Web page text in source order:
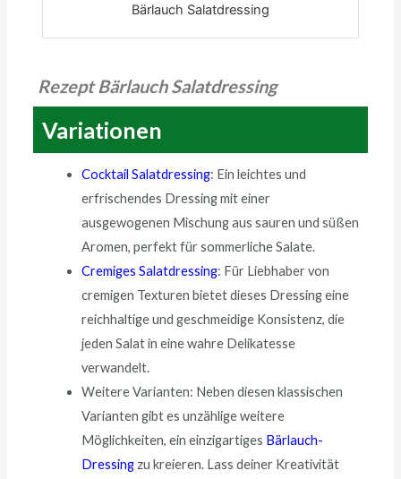
Bärlauch Salatdressing
Rezept Bärlauch Salatdressing
Variationen
Cocktail Salatdressing: Ein leichtes und
erfrischendes Dressing mit einer
ausgewogenen Mischung aus sauren und süßen
Aromen, perfekt für sommerliche Salate.
Cremiges Salatdressing: Für Liebhaber von
cremigen Texturen bietet dieses Dressing eine
reichhaltige und geschmeidige Konsistenz, die
jeden Salat in eine wahre Delikatesse
verwandelt.
Weitere Varianten: Neben diesen klassischen
Varianten gibt es unzählige weitere
Möglichkeiten, ein einzigartiges Bärlauch-
Dressingzu kreieren. Lass deiner Kreativität